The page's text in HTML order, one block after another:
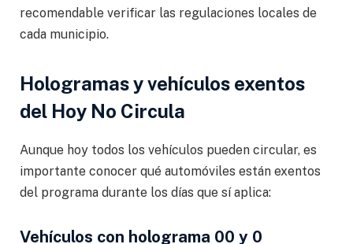
recomendable verificar las regulaciones locales de
cada municipio.
Hologramas y vehículos exentos
del Hoy No Circula
Aunque hoy todos los vehículos pueden circular, es
importante conocer qué automóviles están exentos
del programa durante los días que sí aplica:
Vehículos con holograma 00 y 0